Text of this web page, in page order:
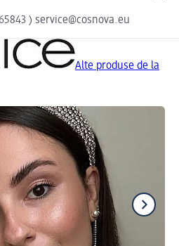
) service@cosnova.eu
Alte produse de la